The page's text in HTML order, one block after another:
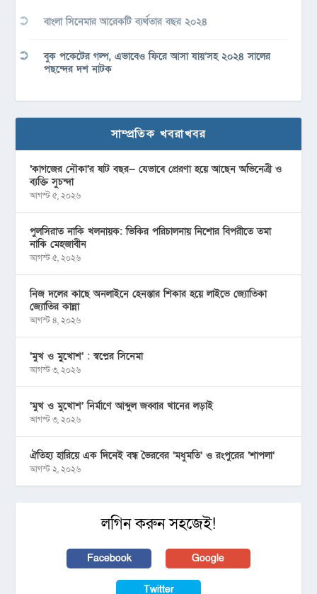
বাংলা সিনেমার আরেকটি ব্যর্থতার বছর ২০২৪
বুক পকেটের গল্প, এভাবেও ফিরে আসা যায়’সহ ২০২৪ সালের
পছন্দের দশ নাটক
সাম্প্রতিক খবরাখবর
‘কাগজের নৌকা’র ষাট বছর— যেভাবে প্রেরণা হয়ে আছেন অভিনেত্রী ও
ব্যক্তি সুচন্দা
আগস্ট ৫, ২০২৬
পুলসিরাত নাকি খলনায়ক: ভিকির পরিচালনায় নিশোর বিপরীতে তমা
নাকি মেহজাবীন
আগস্ট ৫, ২০২৬
নিজ দলের কাছে অনলাইনে হেনস্তার শিকার হয়ে লাইভে জ্যোতিকা
জ্যোতির কান্না
আগস্ট ৪, ২০২৬
‘মুখ ও মু্খোশ’ : স্বপ্নের সিনেমা
আগস্ট ৩, ২০২৬
‘মুখ ও মুখোশ’ নির্মাণে আব্দুল জব্বার খানের লড়াই
আগস্ট ৩, ২০২৬
ঐতিহ্য হারিয়ে এক দিনেই বন্ধ ভৈরবের ‘মধুমতি’ ও রংপুরের ‘শাপলা’
আগস্ট ২, ২০২৬
লগিন করুন সহজেই!
Facebook Google
Twitter